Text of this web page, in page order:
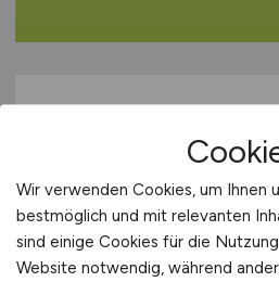
HR Consultant
Wir verwenden Cookies, um Ihnen
bestmöglich und mit relevanten
sind einige Cookies für die
Website notwendig, während